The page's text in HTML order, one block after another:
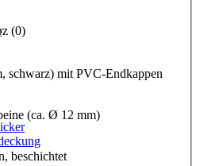
schwarz) mit PVC-Endkappen
(ca. Ø 12 mm)
beschichtet
(0)